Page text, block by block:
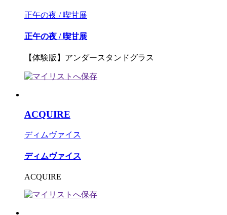
正午の夜 / 喫甘展
正午の夜 / 喫甘展
【体験版】アンダースタンドグラス
ACQUIRE
ディムヴァイス
ディムヴァイス
ACQUIRE